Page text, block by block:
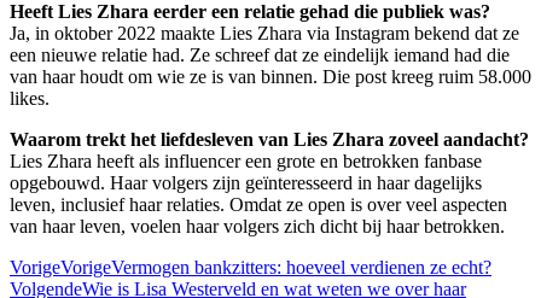
Heeft Lies Zhara eerder een relatie gehad die publiek was?
Ja, in oktober 2022 maakte Lies Zhara via Instagram bekend dat ze
een nieuwe relatie had. Ze schreef dat ze eindelijk iemand had die
van haar houdt om wie ze is van binnen. Die post kreeg ruim 58.000
likes.
Waarom trekt het liefdesleven van Lies Zhara zoveel aandacht?
Lies Zhara heeft als influencer een grote en betrokken fanbase
opgebouwd. Haar volgers zijn geïnteresseerd in haar dagelijks
leven, inclusief haar relaties. Omdat ze open is over veel aspecten
van haar leven, voelen haar volgers zich dicht bij haar betrokken.
VorigeVorigeVermogen bankzitters: hoeveel verdienen ze echt?
VolgendeWie is Lisa Westerveld en wat weten we over haar